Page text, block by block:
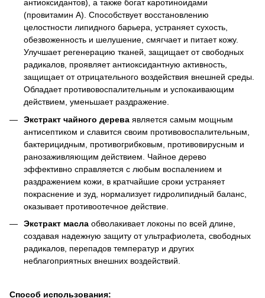
антиоксидантов), а также богат каротиноидами
(провитамин А). Способствует восстановлению
целостности липидного барьера, устраняет сухость,
обезвоженность и шелушение, смягчает и питает кожу.
Улучшает регенерацию тканей, защищает от свободных
радикалов, проявляет антиоксидантную активность,
защищает от отрицательного воздействия внешней среды.
Обладает противовоспалительным и успокаивающим
действием, уменьшает раздражение.
Экстракт чайного дерева является самым мощным
антисептиком и славится своим противовоспалительным,
бактерицидным, противогрибковым, противовирусным и
ранозаживляющим действием. Чайное дерево
эффективно справляется с любым воспалением и
раздражением кожи, в кратчайшие сроки устраняет
покраснение и зуд, нормализует гидролипидный баланс,
оказывает противоотечное действие.
Экстракт масла обволакивает локоны по всей длине,
создавая надежную защиту от ультрафиолета, свободных
радикалов, перепадов температур и других
неблагоприятных внешних воздействий.
Способ использования: